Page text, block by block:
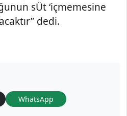
sÜt ‘içmemesine
dedi.
WhatsApp